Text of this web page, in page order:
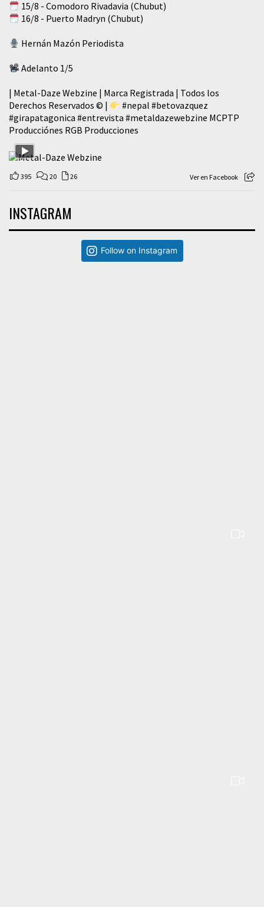
15/8 - Comodoro Rivadavia (Chubut)
16/8 - Puerto Madryn (Chubut)
Hernán Mazón Periodista
Adelanto 1/5
| Metal-Daze Webzine | Marca Registrada | Todos los
Derechos Reservados © |
#nepal #betovazquez
#girapatagonica #entrevista #metaldazewebzine MCPTP
Producciónes RGB Producciones
395 20 26 Ver en Facebook
INSTAGRAM
Follow on Instagram